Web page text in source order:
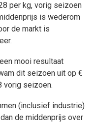
per kg, vorig seizoen
is wederom
de markt is
mooi resultaat
dit seizoen uit op €
vorig seizoen.
(inclusief industrie)
de middenprijs over